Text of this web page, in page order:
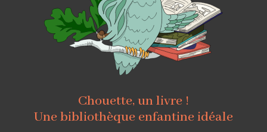
Chouette, un livre !
Une bibliothèque enfantine idéale